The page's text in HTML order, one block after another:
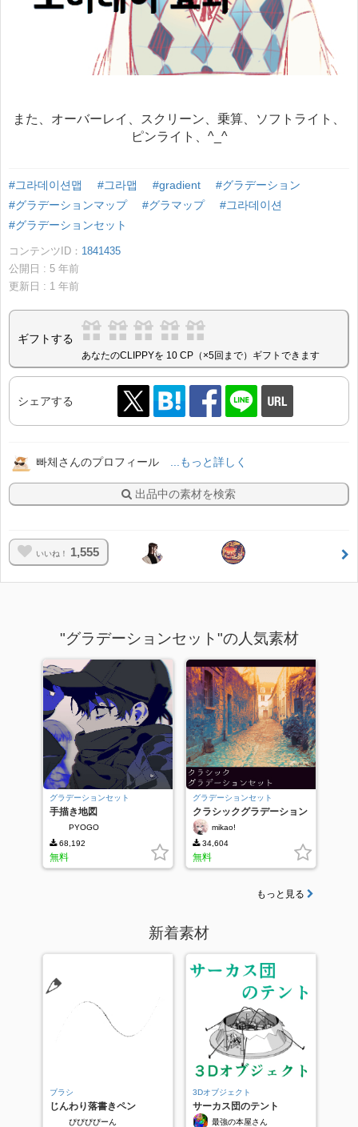
また、オーバーレイ、スクリーン、乗算、ソフトライト、
ピンライト、^_^
#그라데이션맵 #그라맵 #gradient
#グラデーション
#グラデーションマップ
#グラマップ
#그라데이션
#グラデーションセット
コンテンツID： 1841435
公開日 : 5 年前
更新日 : 1 年前
ギフトする
あなたのCLIPPYを 10 CP（×5回まで）ギフトできます
シェアする
빠체さんのプロフィール ...もっと詳しく
出品中の素材を検索
いいね！ 1,555
"グラデーションセット"の人気素材
グラデーションセット
手描き地図
PYOGO
68,192
無料
グラデーションセット
クラシックグラデーション
mikao!
34,604
無料
もっと見る
新着素材
ブラシ
じんわり落書きペン
ぴぴぴぴーん
3Dオブジェクト
サーカス団のテント
最強の本屋さん